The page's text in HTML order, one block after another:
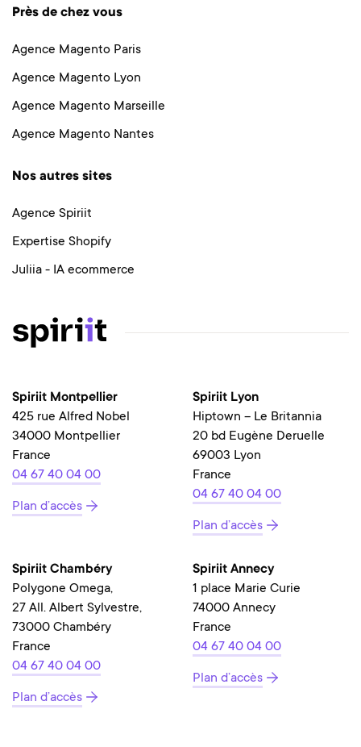
Près de chez vous
Agence Magento Paris
Agence Magento Lyon
Agence Magento Marseille
Agence Magento Nantes
Nos autres sites
Agence Spiriit
Expertise Shopify
Juliia - IA ecommerce
Spiriit Montpellier
425 rue Alfred Nobel
34000 Montpellier
France
04 67 40 04 00
Plan d’accès
Spiriit Lyon
Hiptown – Le Britannia
20 bd Eugène Deruelle
69003 Lyon
France
04 67 40 04 00
Plan d’accès
Spiriit Chambéry
Polygone Omega,
27 All. Albert Sylvestre,
73000 Chambéry
France
04 67 40 04 00
Plan d’accès
Spiriit Annecy
1 place Marie Curie
74000 Annecy
France
04 67 40 04 00
Plan d’accès